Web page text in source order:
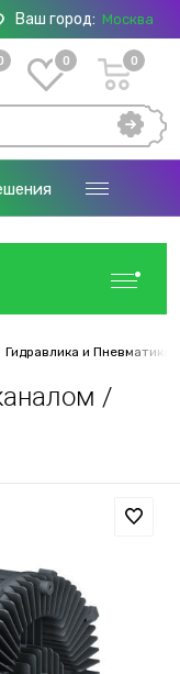
Ваш город: Москва
0 0
Гидравлика и Пневматика
/